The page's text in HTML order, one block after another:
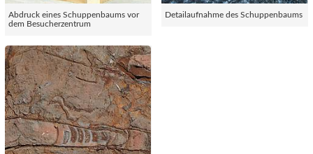
Abdruck eines Schuppenbaums vor
dem Besucherzentrum
Detailaufnahme des Schuppenbaums